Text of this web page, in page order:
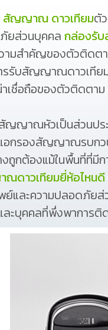
สัญญาณ ดาวเทียมตั
ยส่วนบุคคล กล่องรั
ามสำคัญของตัวติดตา
รรับสัญญาณดาวเทีย
าเชื่อถือของตัวติดตา
ญญาณหัวเป็นส่วนปร
อกรองสัญญาณรบกวน
งถูกต้องแม้ในพื้นที่ที่
ดาวเทียมยี่ห้อไหนดี
ย์และความปลอดภัย
ละบุคคลที่พึ่งพาการ